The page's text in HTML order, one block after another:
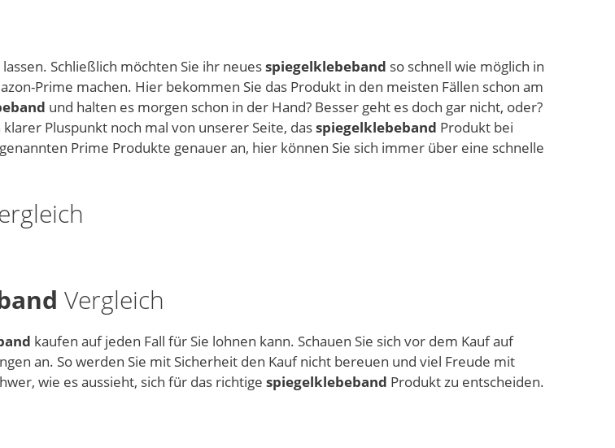
Schließlich möchten Sie ihr neuesspiegelklebeband so schnell wie möglich in
Prime machen. Hier bekommen Sie das Produkt in den meisten Fällen schon am
und halten es morgen schon in der Hand? Besser geht es doch gar nicht, oder?
Pluspunkt noch mal von unserer Seite, dasspiegelklebeband Produkt bei
Prime Produkte genauer an, hier können Sie sich immer über eine schnelle
Vergleich
kaufen auf jeden Fall für Sie lohnen kann. Schauen Sie sich vor dem Kauf auf
an. So werden Sie mit Sicherheit den Kauf nicht bereuen und viel Freude mit
wie es aussieht, sich für das richtige spiegelklebeband Produkt zu entscheiden.